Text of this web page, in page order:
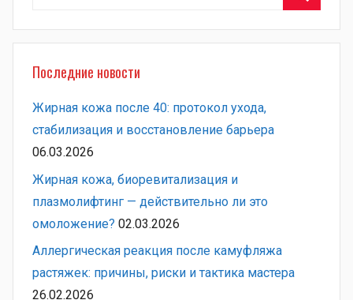
Последние новости
Жирная кожа после 40: протокол ухода,
стабилизация и восстановление барьера
06.03.2026
Жирная кожа, биоревитализация и
плазмолифтинг — действительно ли это
омоложение? 02.03.2026
Аллергическая реакция после камуфляжа
растяжек: причины, риски и тактика мастера
26.02.2026